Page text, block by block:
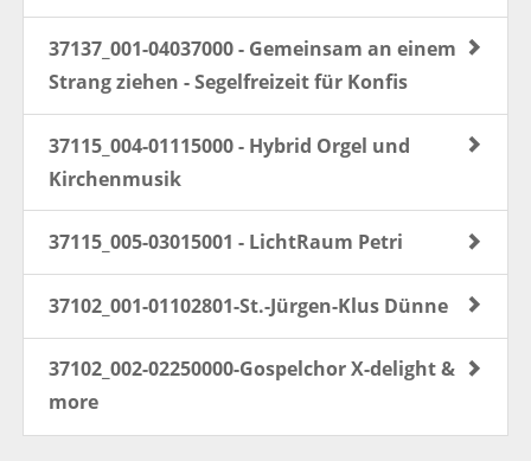
37137_001-04037000 - Gemeinsam an einem
Strang ziehen - Segelfreizeit für Konfis
37115_004-01115000 - Hybrid Orgel und
Kirchenmusik
37115_005-03015001 - LichtRaum Petri
37102_001-01102801-St.-Jürgen-Klus Dünne
37102_002-02250000-Gospelchor X-delight &
more